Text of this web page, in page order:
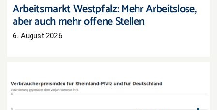
Arbeitsmarkt Westpfalz: Mehr Arbeitslose,
aber auch mehr offene Stellen
6. August 2026